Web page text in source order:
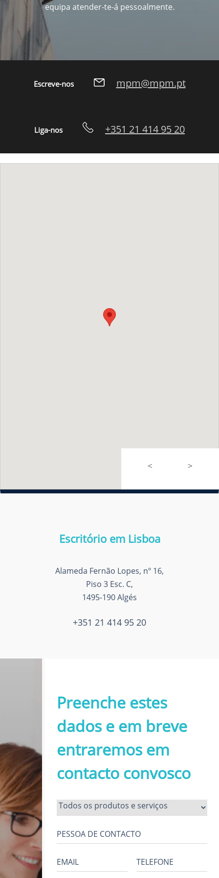
equipa atender-te-á pessoalmente.
Escreve-nos mpm@mpm.pt
Liga-nos +351 21 414 95 20
< >
Escritório em Lisboa
Alameda Fernão Lopes, nº 16,
Piso 3 Esc. C,
1495-190 Algés
+351 21 414 95 20
Preenche estes
dados e em breve
entraremos em
contacto convosco
PESSOA DE CONTACTO
EMAIL TELEFONE